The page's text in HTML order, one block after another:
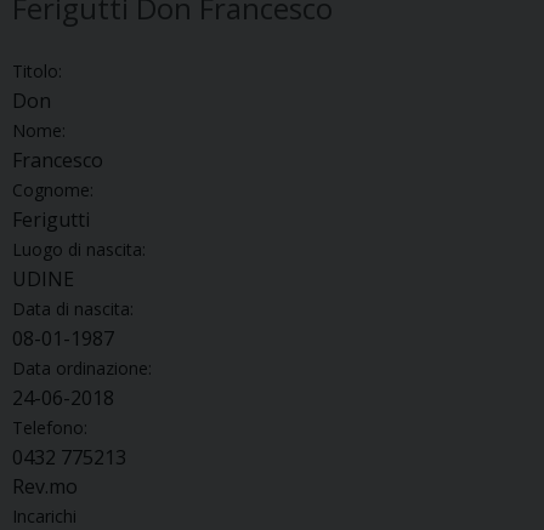
Titolo:
Don
Nome:
Francesco
Cognome:
Ferigutti
Luogo di nascita:
UDINE
Data di nascita:
08-01-1987
Data ordinazione:
24-06-2018
Telefono:
0432 775213
Rev.mo
Incarichi